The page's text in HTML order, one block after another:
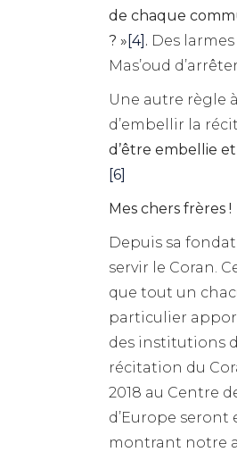
de chaque
? » [4] . Des
Mas’oud
Une autre règle
d’embellir la
d’être embellie
[6]
Mes chers frères !
Depuis sa
servir le Coran.
que tout un
particulier
des institutions
récitation du
2018 au Centre
d’Europe
montrant notre